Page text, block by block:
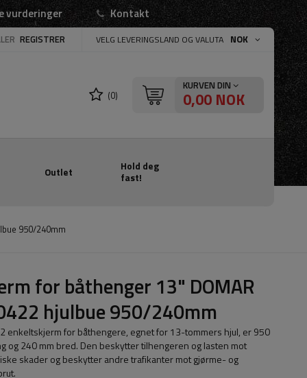
vurderinger Kontakt
REGISTRER VELG LEVERINGSLAND OG VALUTA NOK
(0)
KURVEN DIN
0,00 NOK
Outlet
Hold deg
fast!
950/240mm
for båthenger 13" DOMAR
hjulbue 950/240mm
enkeltskjerm for båthengere, egnet for 13-tommers hjul, er 950
og 240 mm bred. Den beskytter tilhengeren og lasten mot
skader og beskytter andre trafikanter mot gjørme- og